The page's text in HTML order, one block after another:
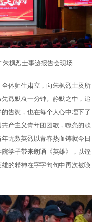
朱枫烈士事迹报告会现场
体师生肃立，向朱枫烈士及所
烈默哀一分钟。静默之中，追
告慰，也在每个人心中埋下了
产主义青年团团歌，嘹亮的歌
无数英烈以青春热血铸就今日
学子带来朗诵《英雄》，以铿
的精神在字字句句中再次被唤